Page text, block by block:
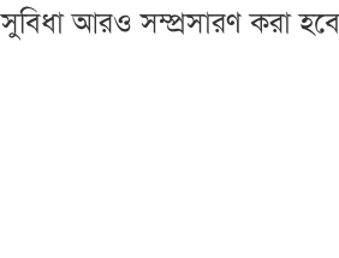
আরও সম্প্রসারণ করা